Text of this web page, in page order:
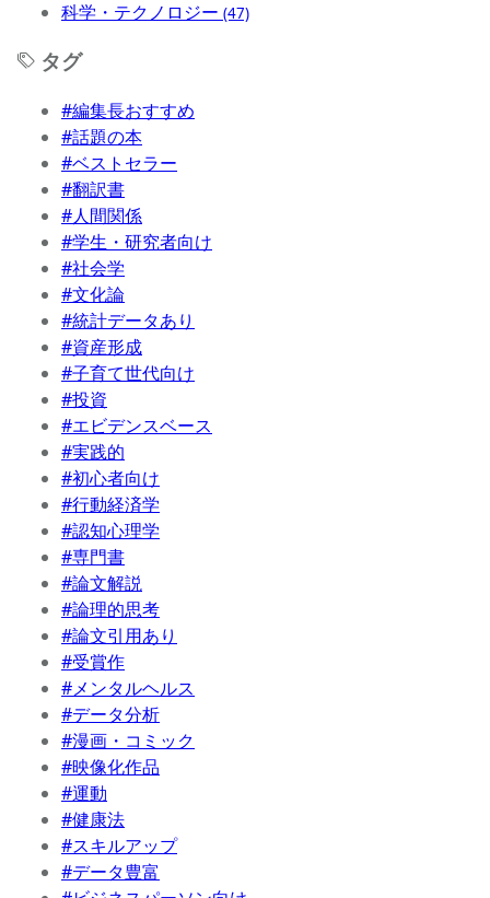
科学・テクノロジー (47)
タグ
#編集長おすすめ
#話題の本
#ベストセラー
#翻訳書
#人間関係
#学生・研究者向け
#社会学
#文化論
#統計データあり
#資産形成
#子育て世代向け
#投資
#エビデンスベース
#実践的
#初心者向け
#行動経済学
#認知心理学
#専門書
#論文解説
#論理的思考
#論文引用あり
#受賞作
#メンタルヘルス
#データ分析
#漫画・コミック
#映像化作品
#運動
#健康法
#スキルアップ
#データ豊富